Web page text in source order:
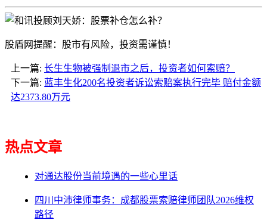
股盾网提醒：股市有风险，投资需谨慎！
上一篇: 长生生物被强制退市之后，投资者如何索赔？
下一篇: 蓝丰生化200名投资者诉讼索赔案执行完毕 赔付金额
达2373.80万元
热点文章
对通达股份当前境遇的一些心里话
四川中沛律师事务：成都股票索赔律师团队2026维权
路径